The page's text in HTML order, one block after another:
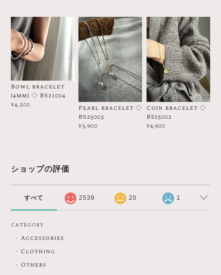
Bowl bracelet
(4mm) ◇ BS21004
¥4,500
Pearl bracelet ◇
BS25003
¥3,900
Coin bracelet ◇
BS25002
¥4,900
ショップの評価
すべて 2539 20 1
CATEGORY
Accessories
Clothing
Others